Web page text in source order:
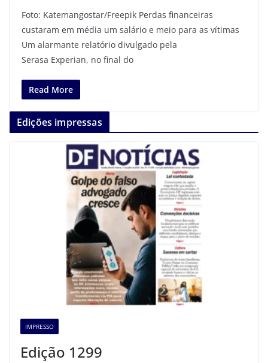
Foto: Katemangostar/Freepik Perdas financeiras
custaram em média um salário e meio para as vítimas
Um alarmante relatório divulgado pela
Serasa Experian, no final do
Read More
Edições impressas
IMPRESSO
Edição 1299